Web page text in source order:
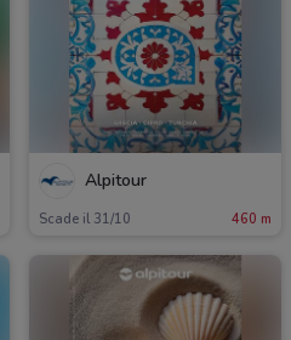
Alpitour
Scade il 31/10 460 m